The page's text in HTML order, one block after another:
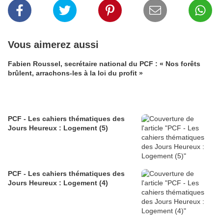
Vous aimerez aussi
Fabien Roussel, secrétaire national du PCF : « Nos forêts
brûlent, arrachons-les à la loi du profit »
PCF - Les cahiers thématiques des
Jours Heureux : Logement (5)
PCF - Les cahiers thématiques des
Jours Heureux : Logement (4)